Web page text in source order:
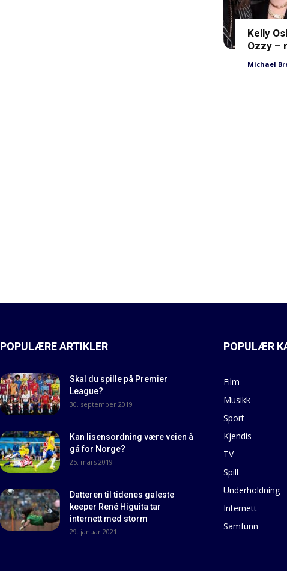
Kelly
Ozzy –
Michael
POPULÆRE ARTIKLER
Skal du spille på Premier
League?
30. september 2019
Kan lisensordning være veien å
gå for Norge?
25. mars 2019
Datteren til tidenes galeste
keeper René Higuita tar
internett med storm
29. januar 2021
POPULÆR
Film
Musikk
Sport
Kjendis
TV
Spill
Underholdning
Internett
Samfunn